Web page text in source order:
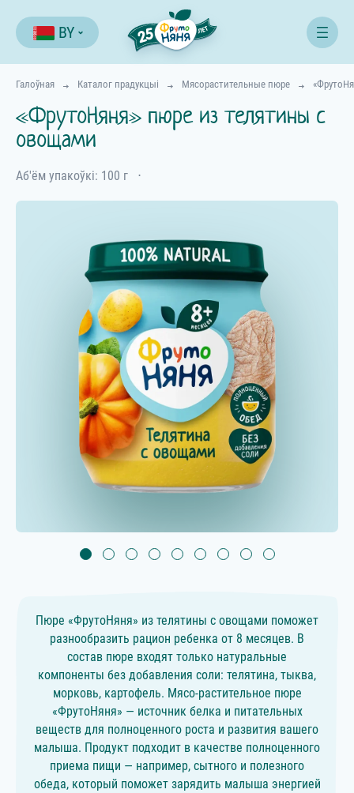
BY
Галоўная Каталог прадукцыі Мясорастительные пюре
«ФрутоНяня» пюре из телятины с
овощами
Аб'ём упакоўкі: 100 г ⋅
Пюре «ФрутоНяня» из телятины с овощами поможет
разнообразить рацион ребенка от 8 месяцев. В
состав пюре входят только натуральные
компоненты без добавления соли: телятина, тыква,
морковь, картофель. Мясо-растительное пюре
«ФрутоНяня» — источник белка и питательных
веществ для полноценного роста и развития вашего
малыша. Продукт подходит в качестве полноценного
приема пищи — например, сытного и полезного
обеда, который поможет зарядить малыша энергией